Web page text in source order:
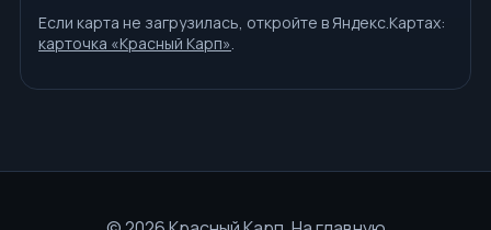
Если карта не загрузилась, откройте в Яндекс.Картах:
карточка «Красный Карп».